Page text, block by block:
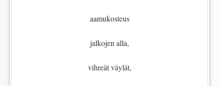
aamukosteus
jalkojen alla,
vihreät väylät,